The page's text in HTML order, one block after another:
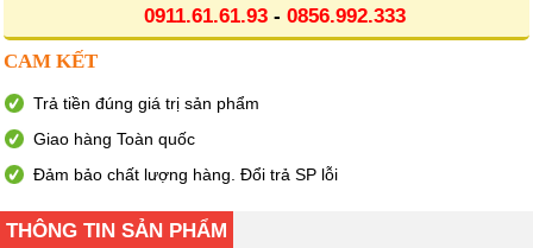
0911.61.61.93- 0856.992.333
CAM KẾT
Trả tiền đúng giá trị sản phẩm
Giao hàng Toàn quốc
Đảm bảo chất lượng hàng. Đổi trả SP lỗi
THÔNG TIN SẢN PHẨM